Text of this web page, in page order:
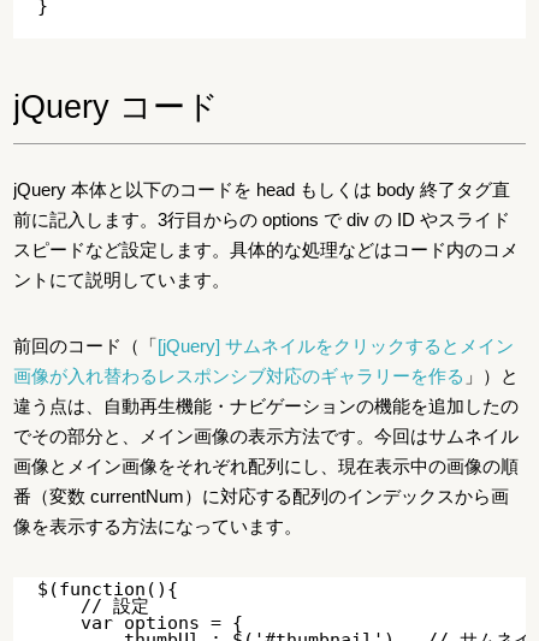
jQuery コード
jQuery 本体と以下のコードを head もしくは body 終了タグ直
前に記入します。3行目からの options で div の ID やスライド
スピードなど設定します。具体的な処理などはコード内のコメ
ントにて説明しています。
前回のコード（「[jQuery] サムネイルをクリックするとメイン
画像が入れ替わるレスポンシブ対応のギャラリーを作る 」）と
違う点は、自動再生機能・ナビゲーションの機能を追加したの
でその部分と、メイン画像の表示方法です。今回はサムネイル
画像とメイン画像をそれぞれ配列にし、現在表示中の画像の順
番（変数 currentNum）に対応する配列のインデックスから画
像を表示する方法になっています。
$(function(){
    // 設定
    var options = {